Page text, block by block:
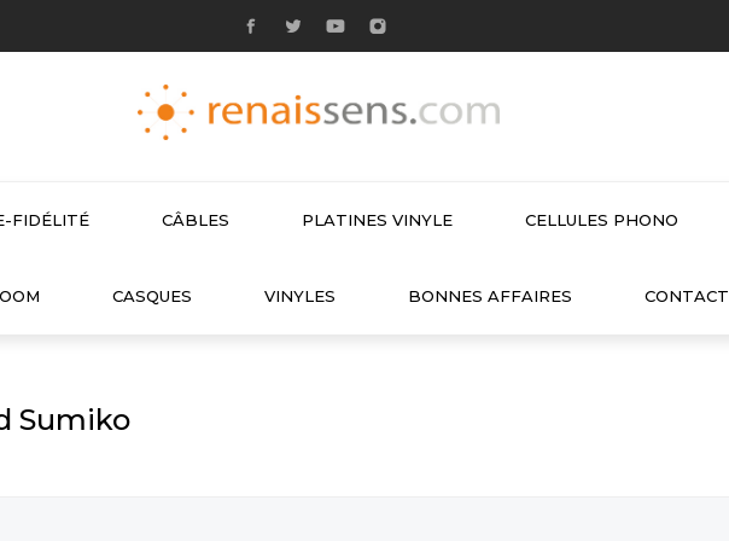
FIDÉLITÉ CÂBLES PLATINES VINYLE CELLULES PHONO
CASQUES VINYLES BONNES AFFAIRES CONTACT
Sumiko